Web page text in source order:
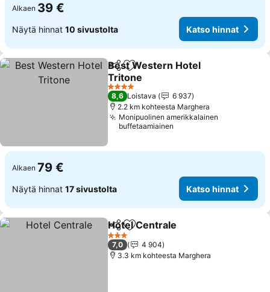
Alkaen 39 €
Näytä hinnat 10 sivustolta Katso hinnat
Jaa Lisää suosikkeihin
Best Western Hotel
Tritone
4 Tähtiluokitus
8,6 Loistava
6 937
2.2 km kohteesta Marghera
Monipuolinen amerikkalainen
buffetaamiainen
Alkaen 79 €
Näytä hinnat 17 sivustolta Katso hinnat
Jaa Lisää suosikkeihin
Hotel Centrale
3 Tähtiluokitus
7,0
4 904
3.3 km kohteesta Marghera